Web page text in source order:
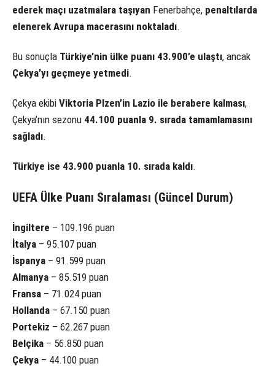
ederek maçı uzatmalara taşıyan Fenerbahçe, penaltılarda
elenerek Avrupa macerasını noktaladı.
Bu sonuçla Türkiye’nin ülke puanı 43.900’e ulaştı, ancak
Çekya’yı geçmeye yetmedi.
Çekya ekibi Viktoria Plzen’in Lazio ile berabere kalması,
Çekya’nın sezonu 44.100 puanla 9. sırada tamamlamasını
sağladı.
Türkiye ise 43.900 puanla 10. sırada kaldı.
UEFA Ülke Puanı Sıralaması (Güncel Durum)
İngiltere – 109.196 puan
İtalya – 95.107 puan
İspanya – 91.599 puan
Almanya – 85.519 puan
Fransa – 71.024 puan
Hollanda – 67.150 puan
Portekiz – 62.267 puan
Belçika – 56.850 puan
Çekya – 44.100 puan